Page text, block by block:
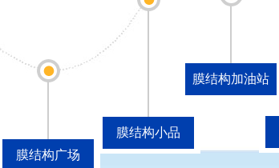
膜结构广场
膜结构小品
膜结构加油站